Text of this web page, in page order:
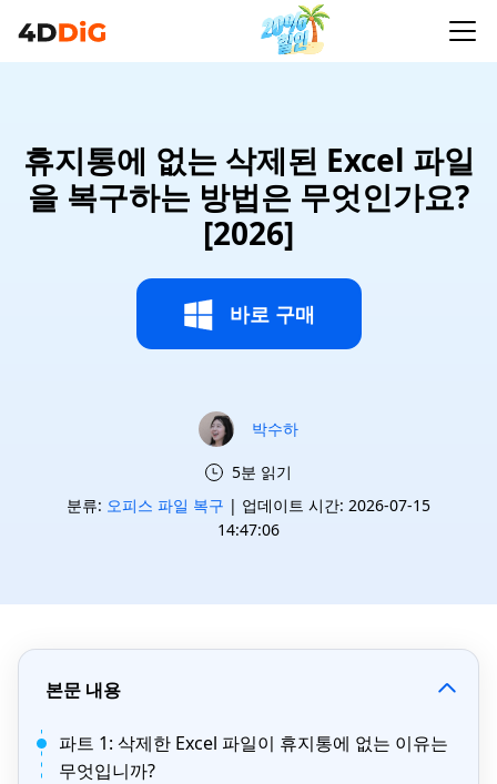
휴지통에 없는 삭제된 Excel 파일
을 복구하는 방법은 무엇인가요?
[2026]
바로 구매
박수하
5분 읽기
분류: 오피스 파일 복구 | 업데이트 시간: 2026-07-15
14:47:06
본문 내용
파트 1: 삭제한 Excel 파일이 휴지통에 없는 이유는
무엇입니까?